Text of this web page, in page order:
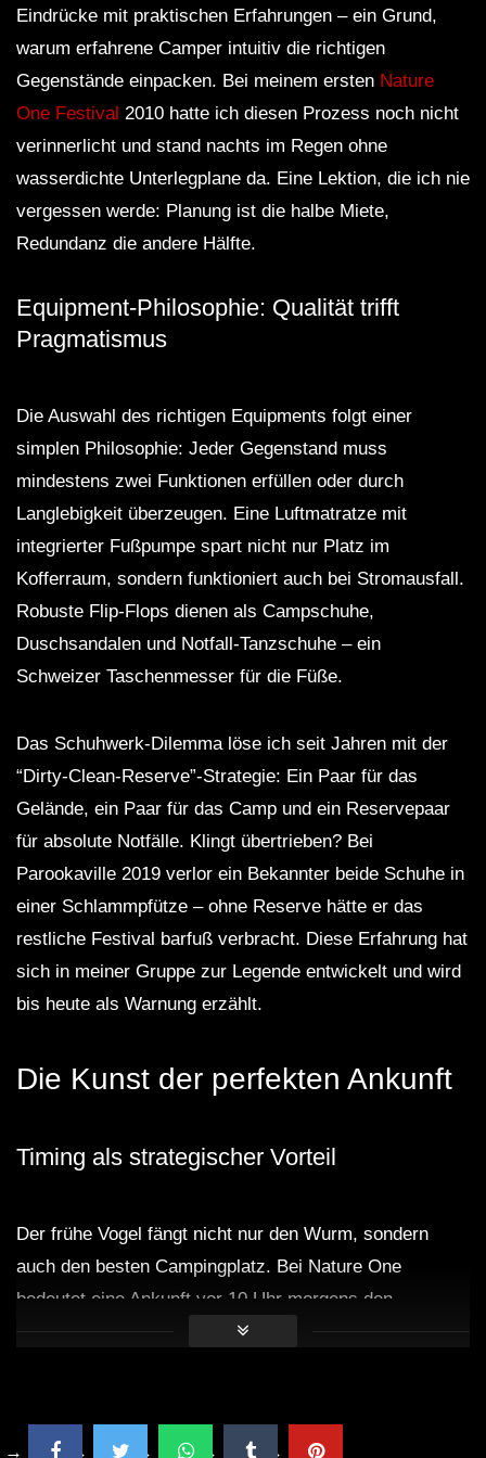
Eindrücke mit praktischen Erfahrungen – ein Grund,
warum erfahrene Camper intuitiv die richtigen
Gegenstände einpacken. Bei meinem ersten Nature
One Festival 2010 hatte ich diesen Prozess noch nicht
verinnerlicht und stand nachts im Regen ohne
wasserdichte Unterlegplane da. Eine Lektion, die ich nie
vergessen werde: Planung ist die halbe Miete,
Redundanz die andere Hälfte.
Equipment-Philosophie: Qualität trifft
Pragmatismus
Die Auswahl des richtigen Equipments folgt einer
simplen Philosophie: Jeder Gegenstand muss
mindestens zwei Funktionen erfüllen oder durch
Langlebigkeit überzeugen. Eine Luftmatratze mit
integrierter Fußpumpe spart nicht nur Platz im
Kofferraum, sondern funktioniert auch bei Stromausfall.
Robuste Flip-Flops dienen als Campschuhe,
Duschsandalen und Notfall-Tanzschuhe – ein
Schweizer Taschenmesser für die Füße.
Das Schuhwerk-Dilemma löse ich seit Jahren mit der
“Dirty-Clean-Reserve”-Strategie: Ein Paar für das
Gelände, ein Paar für das Camp und ein Reservepaar
für absolute Notfälle. Klingt übertrieben? Bei
Parookaville 2019 verlor ein Bekannter beide Schuhe in
einer Schlammpfütze – ohne Reserve hätte er das
restliche Festival barfuß verbracht. Diese Erfahrung hat
sich in meiner Gruppe zur Legende entwickelt und wird
bis heute als Warnung erzählt.
Die Kunst der perfekten Ankunft
Timing als strategischer Vorteil
Der frühe Vogel fängt nicht nur den Wurm, sondern
auch den besten Campingplatz. Bei Nature One
bedeutet eine Ankunft vor 10 Uhr morgens den
Unterschied zwischen einem schattigen Plätzchen
mit seinen über 70.000 Besuchern wird ab Mittag zur